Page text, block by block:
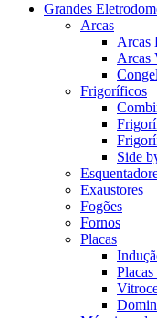
Grandes
Arcas
Arcas
Arcas
Frigoríficos
Side
Exaustores
Fogões
Fornos
Placas
Placas